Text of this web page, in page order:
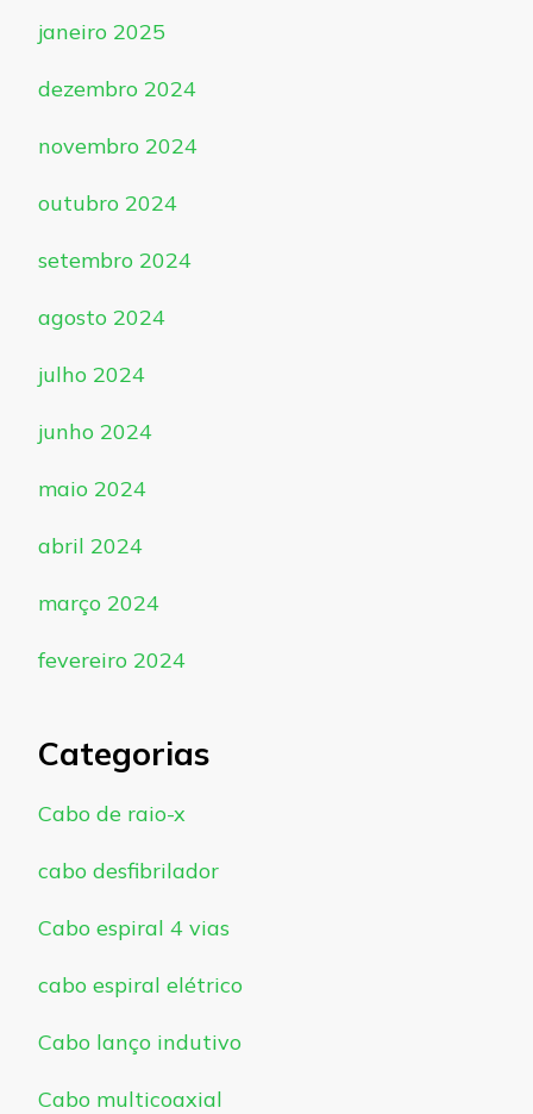
janeiro 2025
dezembro 2024
novembro 2024
outubro 2024
setembro 2024
agosto 2024
julho 2024
junho 2024
maio 2024
abril 2024
março 2024
fevereiro 2024
Categorias
Cabo de raio-x
cabo desfibrilador
Cabo espiral 4 vias
cabo espiral elétrico
Cabo lanço indutivo
Cabo multicoaxial